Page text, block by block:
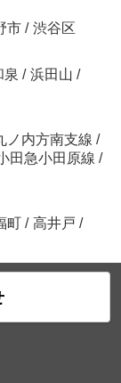
市 / 渋谷区
泉 / 浜田山 /
ノ内方南支線 /
田急小田原線 /
町 / 高井戸 /